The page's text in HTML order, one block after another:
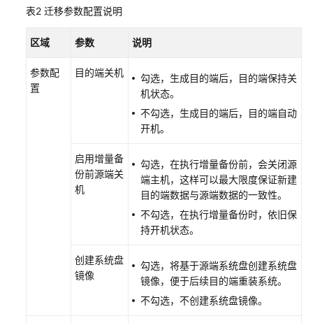
储
集
群）
表2 迁移参数配置说明
区域 参数 说明
参数配
置
目的端关机
勾选，生成目的端后，目的端保持关
机状态。
不勾选，生成目的端后，目的端自动
开机。
启用增量备
份前源端关
机
勾选，在执行增量备份前，会关闭源
端主机，这样可以最大限度保证新建
目的端数据与源端数据的一致性。
不勾选，在执行增量备份时，依旧保
持开机状态。
创建系统盘
镜像
勾选，将基于源端系统盘创建系统盘
镜像，便于后续目的端重装系统。
不勾选，不创建系统盘镜像。